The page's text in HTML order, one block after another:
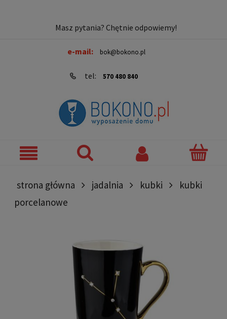
Masz pytania? Chętnie odpowiemy!
e-mail: bok@bokono.pl
tel: 570 480 840
strona główna jadalnia kubki
kubki
porcelanowe